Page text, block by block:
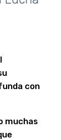
con
muchas